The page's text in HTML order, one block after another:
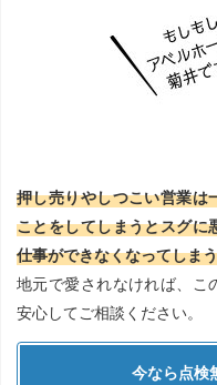
押し売りやしつこい営業は
ことをしてしまうとスグに
仕事ができなくなってしま
地元で愛されなければ、こ
安心してご相談ください。
今なら点検